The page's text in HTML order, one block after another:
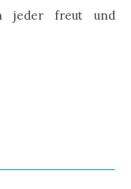
jeder freut und